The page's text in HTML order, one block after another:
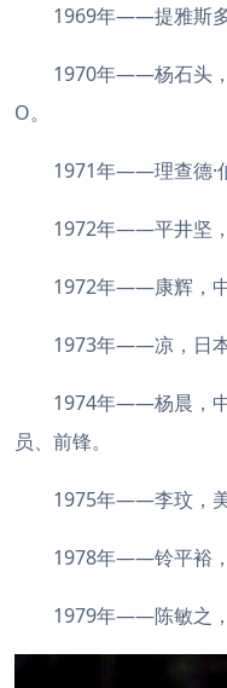
1969年——提雅斯多
1970年——杨石头
O。
1971年——理查德·
1972年——平井坚，
1972年——康辉，中
1973年——凉，日本
1974年——杨晨，
员、前锋。
1975年——李玟，美
1978年——铃平裕，
1979年——陈敏之，